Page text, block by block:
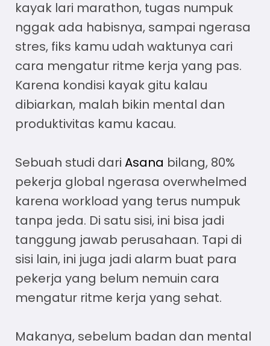
kayak lari marathon, tugas numpuk
nggak ada habisnya, sampai ngerasa
stres, fiks kamu udah waktunya cari
cara mengatur ritme kerja yang pas.
Karena kondisi kayak gitu kalau
dibiarkan, malah bikin mental dan
produktivitas kamu kacau.
Sebuah studi dari Asana bilang, 80%
pekerja global ngerasa overwhelmed
karena workload yang terus numpuk
tanpa jeda. Di satu sisi, ini bisa jadi
tanggung jawab perusahaan. Tapi di
sisi lain, ini juga jadi alarm buat para
pekerja yang belum nemuin cara
mengatur ritme kerja yang sehat.
Makanya, sebelum badan dan mental